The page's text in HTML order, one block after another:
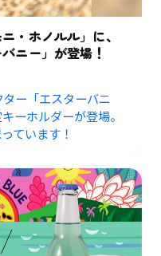
・ホノルル」に、
ニー」が登場！
ー「エスターバニ
ーホルダーが登場。
ています！